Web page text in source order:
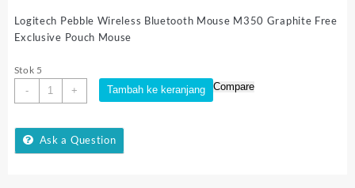
Logitech Pebble Wireless Bluetooth Mouse M350 Graphite Free
Exclusive Pouch Mouse
Stok 5
-
Kuantitas
Logitech
Wireless
Bluetooth
+ Tambah ke keranjang Compare
Ask a Question